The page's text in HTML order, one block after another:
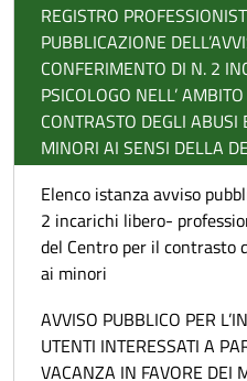
REGISTRO
PUBBLICAZIONE
CONFERIMENTO DI N. 2
PSICOLOGO NELL’
CONTRASTO DEGLI
MINORI AI SENSI DELLA
Elenco istanza avviso
2 incarichi libero-
del Centro per il contrasto
ai minori
AVVISO PUBBLICO PER
UTENTI INTERESSATI A
VACANZA IN FAVORE DEI